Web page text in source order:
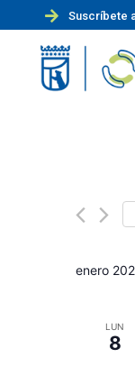
Suscríbete
enero
LUN
8